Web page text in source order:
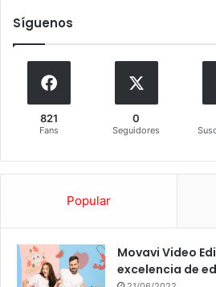
Síguenos
821
Fans
0
Seguidores
Popular
Movavi Video
excelencia de